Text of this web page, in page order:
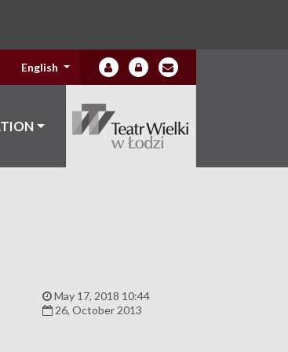
English
May 17, 2018 10:44
26, October 2013